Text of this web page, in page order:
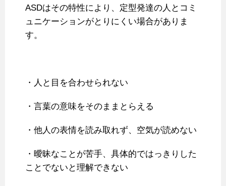
ASDはその特性により、定型発達の人とコミ
ュニケーションがとりにくい場合がありま
す。
・人と目を合わせられない
・言葉の意味をそのままとらえる
・他人の表情を読み取れず、空気が読めない
・曖昧なことが苦手、具体的ではっきりした
ことでないと理解できない